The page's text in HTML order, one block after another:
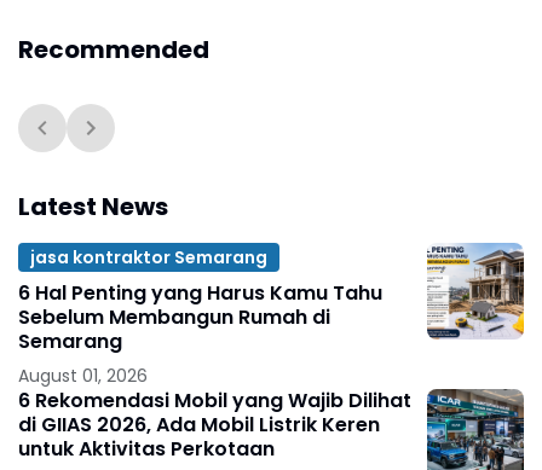
Recommended
Latest News
jasa kontraktor Semarang
6 Hal Penting yang Harus Kamu Tahu
Sebelum Membangun Rumah di
Semarang
August 01, 2026
6 Rekomendasi Mobil yang Wajib Dilihat
di GIIAS 2026, Ada Mobil Listrik Keren
untuk Aktivitas Perkotaan